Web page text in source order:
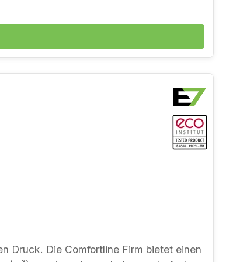
Mehr über Naturlatex erfahren Sie
einen